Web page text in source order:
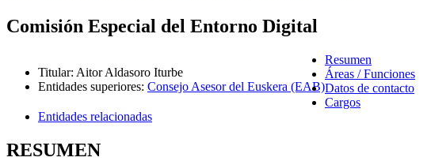
Comisión Especial del Entorno Digital
Titular: Aitor Aldasoro Iturbe
Entidades superiores: Consejo Asesor del Euskera (EAB)
Resumen
Áreas / Funciones
Datos de contacto
Cargos
Entidades relacionadas
RESUMEN